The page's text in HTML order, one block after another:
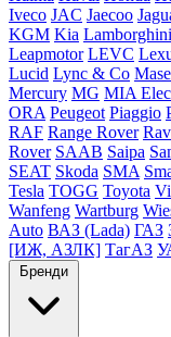
Iveco JAC Jaecoo
KGM Kia Lamborghini
Leapmotor LEVC
Lucid Lync & Co
Mercury MG MIA
ORA Peugeot Piaggio
RAF Range Rover
Rover SAAB Saipa
SEAT Skoda SMA
Tesla TOGG Toyota
Wanfeng Wartburg
Auto ВАЗ (Lada) ГАЗ
[ИЖ, АЗЛК] ТагАЗ
Бренди